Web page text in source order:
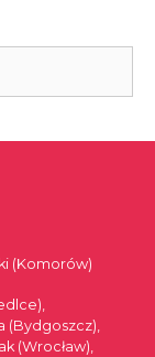
(Komorów)
(Bydgoszcz),
(Wrocław),